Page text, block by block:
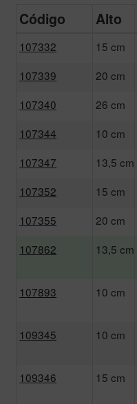
Código Alto
107332 15 cm
107339 20 cm
107340 26 cm
107344 10 cm
107347 13,5 cm
107352 15 cm
107355 20 cm
107862 13,5 cm
107893 10 cm
109345 10 cm
109346 15 cm